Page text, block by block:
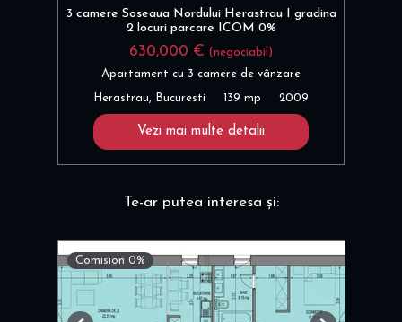
3 camere Soseaua Nordului Herastrau I gradina
2 locuri parcare ICOM 0%
630,000 € (negociabil)
Apartament cu 3 camere de vânzare
Herastrau, Bucuresti 139 mp 2009
Vezi mai multe detalii
Te-ar putea interesa și:
Comision 0%